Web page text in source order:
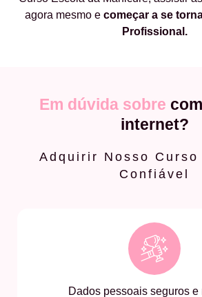
agora mesmo e começar a se
Profissional.
Em dúvida sobre
internet?
Adquirir Nosso
Confiável
Dados pessoais seguros e